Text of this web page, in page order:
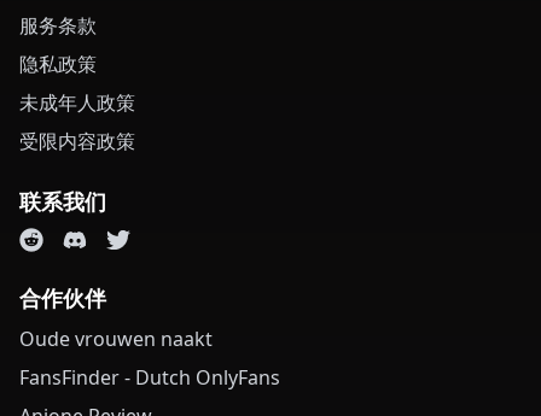
服务条款
隐私政策
未成年人政策
受限内容政策
联系我们
合作伙伴
Oude vrouwen naakt
FansFinder - Dutch OnlyFans